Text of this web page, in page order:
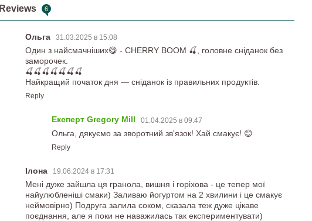
Reviews 6
Ольга 31.03.2025 в 15:08
Один з найсмачніших😋 - CHERRY BOOM 🍒, головне сніданок без
заморочек.
🍒🍒🍒🍒🍒🍒🍒
Найкращий початок дня — сніданок із правильних продуктів.
Reply
Експерт Gregory Mill 01.04.2025 в 09:47
Ольга, дякуємо за зворотний зв'язок! Хай смакує! 😊
Reply
Ілона 19.06.2024 в 17:31
Мені дуже зайшла ця гранола, вишня і горіхова - це тепер мої
найулюбленіші смаки) Заливаю йогуртом на 2 хвилини і це смакує
неймовірно) Подруга залила соком, сказала теж дуже цікаве
поєднання, але я поки не наважилась так експериментувати)